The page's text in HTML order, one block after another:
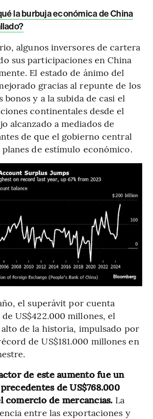
la burbuja económica de China
algunos inversores de cartera
sus participaciones en China
El estado de ánimo del
gracias al repunte de los
bonos y a la subida de casi el
continentales desde el
alcanzado a mediados de
de que el gobierno central
de estímulo económico.
el superávit por cuenta
US$422.000 millones, el
alto de la historia, impulsado por
de US$181.000 millones en
de este aumento fue un
de US$768.000
comercio de mercancías. La
entre las exportaciones y